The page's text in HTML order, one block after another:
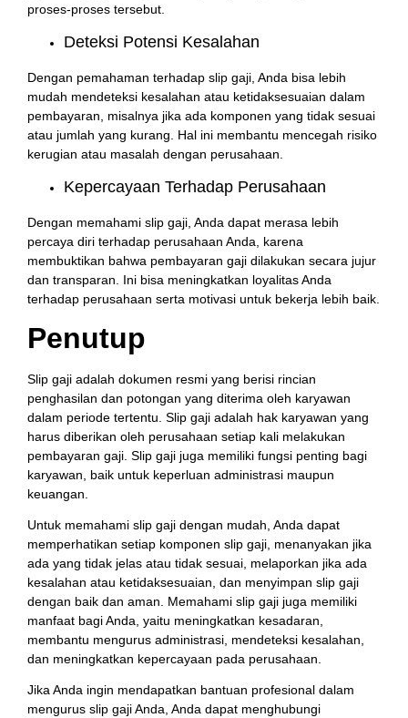
proses-proses tersebut.
Deteksi Potensi Kesalahan
Dengan pemahaman terhadap slip gaji, Anda bisa lebih
mudah mendeteksi kesalahan atau ketidaksesuaian dalam
pembayaran, misalnya jika ada komponen yang tidak sesuai
atau jumlah yang kurang. Hal ini membantu mencegah risiko
kerugian atau masalah dengan perusahaan.
Kepercayaan Terhadap Perusahaan
Dengan memahami slip gaji, Anda dapat merasa lebih
percaya diri terhadap perusahaan Anda, karena
membuktikan bahwa pembayaran gaji dilakukan secara jujur
dan transparan. Ini bisa meningkatkan loyalitas Anda
terhadap perusahaan serta motivasi untuk bekerja lebih baik.
Penutup
Slip gaji adalah dokumen resmi yang berisi rincian
penghasilan dan potongan yang diterima oleh karyawan
dalam periode tertentu. Slip gaji adalah hak karyawan yang
harus diberikan oleh perusahaan setiap kali melakukan
pembayaran gaji. Slip gaji juga memiliki fungsi penting bagi
karyawan, baik untuk keperluan administrasi maupun
keuangan.
Untuk memahami slip gaji dengan mudah, Anda dapat
memperhatikan setiap komponen slip gaji, menanyakan jika
ada yang tidak jelas atau tidak sesuai, melaporkan jika ada
kesalahan atau ketidaksesuaian, dan menyimpan slip gaji
dengan baik dan aman. Memahami slip gaji juga memiliki
manfaat bagi Anda, yaitu meningkatkan kesadaran,
membantu mengurus administrasi, mendeteksi kesalahan,
dan meningkatkan kepercayaan pada perusahaan.
Jika Anda ingin mendapatkan bantuan profesional dalam
mengurus slip gaji Anda, Anda dapat menghubungi